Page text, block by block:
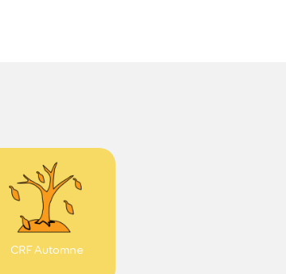
CRF Automne